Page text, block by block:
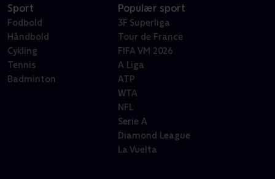
Sport
Fodbold
Håndbold
Cykling
Tennis
Badminton
Populær sport
3F Superliga
Tour de France
FIFA VM 2026
A Liga
ATP
WTA
NFL
Serie A
Diamond League
La Vuelta